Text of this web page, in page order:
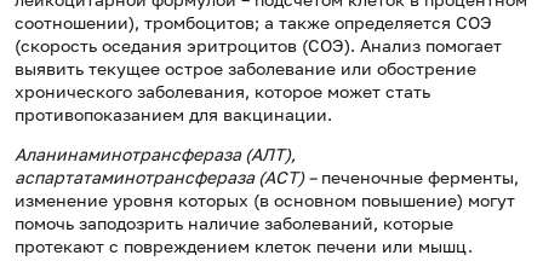
соотношении), тромбоцитов; а также определяется СОЭ
(скорость оседания эритроцитов (СОЭ). Анализ помогает
выявить текущее острое заболевание или обострение
хронического заболевания, которое может стать
противопоказанием для вакцинации.
Аланинаминотрансфераза (АЛТ),
аспартатаминотрансфераза (АСТ) –печеночные ферменты,
изменение уровня которых (в основном повышение) могут
помочь заподозрить наличие заболеваний, которые
протекают с повреждением клеток печени или мышц.